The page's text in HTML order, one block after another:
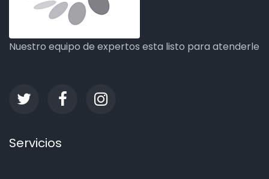
Nuestro equipo de expertos esta listo para atenderle
Servicios